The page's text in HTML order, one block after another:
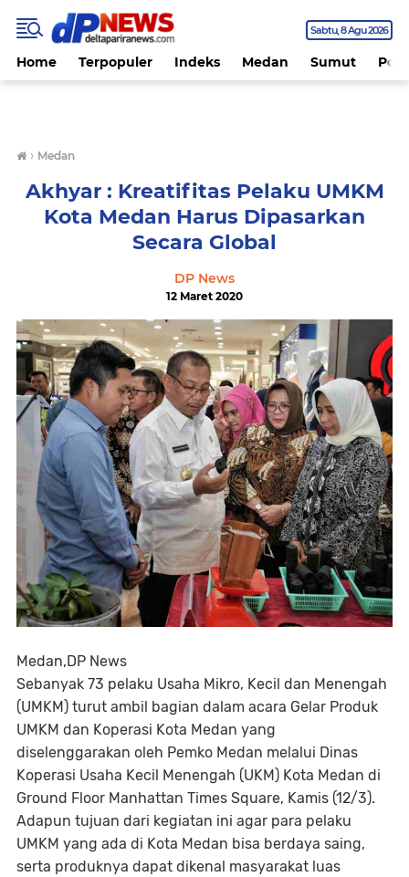
Sabtu 8 Agu 2026
Home Terpopuler Indeks Medan Sumut
› Medan
Akhyar : Kreatifitas Pelaku UMKM
Kota Medan Harus Dipasarkan
Secara Global
DP News
12 Maret 2020
Medan,DP News
Sebanyak 73 pelaku Usaha Mikro, Kecil dan Menengah
(UMKM) turut ambil bagian dalam acara Gelar Produk
UMKM dan Koperasi Kota Medan yang
diselenggarakan oleh Pemko Medan melalui Dinas
Koperasi Usaha Kecil Menengah (UKM) Kota Medan di
Ground Floor Manhattan Times Square, Kamis (12/3).
Adapun tujuan dari kegiatan ini agar para pelaku
UMKM yang ada di Kota Medan bisa berdaya saing,
serta produknya dapat dikenal masyarakat luas